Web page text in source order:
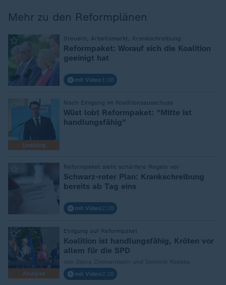
Mehr zu den Reformplänen
Steuern, Arbeitsmarkt, Krankschreibung
Reformpaket: Worauf sich die Koalition
geeinigt hat
mit Video 1:08
Liveblog
Nach Einigung im Koalitionsausschuss
Wüst lobt Reformpaket: "Mitte ist
handlungsfähig"
Reformpaket sieht schärfere Regeln vor
Schwarz-roter Plan: Krankschreibung
bereits ab Tag eins
mit Video2:28
Analyse
Einigung auf Reformpaket
Koalition ist handlungsfähig, Kröten vor
allem für die SPD
mit Video2:28